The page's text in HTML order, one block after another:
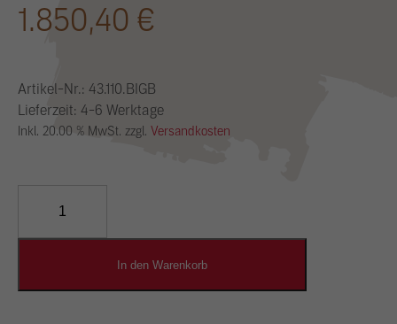
1.850,40 €
Artikel-Nr.: 43.110.BIGB
Lieferzeit: 4-6 Werktage
Inkl. 20.00 % MwSt. zzgl. Versandkosten
Designputz
In den Warenkorb